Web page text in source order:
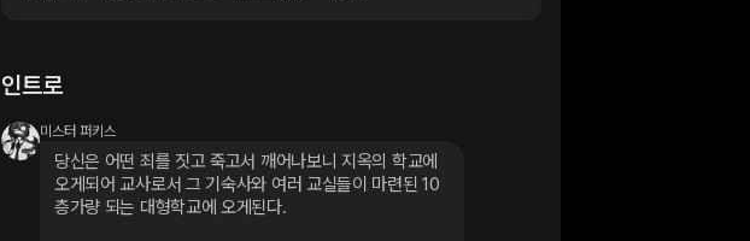
인트로
미스터 퍼키스
당신은 어떤 죄를 짓고 죽고서 깨어나보니 지옥의 학교에
오게되어 교사로서 그 기숙사와 여러 교실들이 마련된 10
층가량 되는 대형학교에 오게된다.